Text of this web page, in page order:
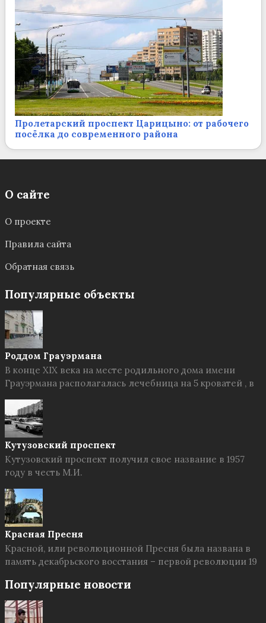
Пролетарский проспект Царицыно: от рабочего
посёлка до современного района
О сайте
О проекте
Правила сайта
Обратная связь
Популярные объекты
Роддом Грауэрмана
В конце XIX века на месте родильного дома имени
Грауэрмана располагалась лечебница на 5 кроватей , в
Кутузовский проспект
Кутузовский проспект получил свое название в 1957
году в честь М.И.
Красная Пресня
Красной, или революционной Пресня была названа в
память декабрьского восстания – первой революции 19
Популярные новости